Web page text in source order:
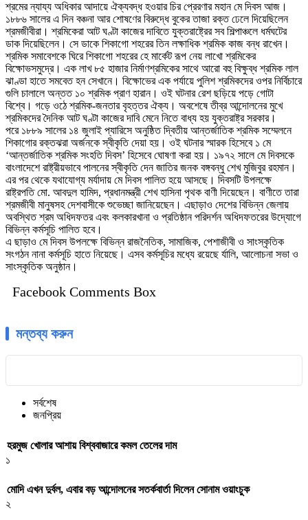
শ্রমের ন্যায্য অধিকার আদায়ে ঐক্যবদ্ধ হওয়ার চির প্রেরণার মহান মে দিবস আজ।
১৮৮৬ সালের এ দিন বঞ্চনা আর শোষণের বিরুদ্ধে বুকের তাজা রক্ত ঢেলে দিয়েছিলেন
শ্রমজীবীরা। শ্রমিকেরা আট ঘণ্টা কাজের দাবিতে যুক্তরাষ্ট্রের সব শিল্পাঞ্চলে ধর্মঘটের
ডাক দিয়েছিলেন। সে ডাকে শিকাগো শহরের তিন লক্ষাধিক শ্রমিক কাজ বন্ধ রাখেন।
শ্রমিক সমাবেশকে ঘিরে শিকাগো শহরের হে মার্কেট রূপ নেয় লাখো শ্রমিকের
বিক্ষোভসমুদ্রে। এক লাখ ৮৫ হাজার নির্মাণশ্রমিকের সাথে আরো বহু বিক্ষুব্ধ শ্রমিক লাল
ঝাণ্ডা হাতে সমবেত হন সেখানে। বিক্ষোভের এক পর্যায়ে পুলিশ শ্রমিকদের ওপর নির্বিচারে
গুলি চালালে অন্তত ১০ শ্রমিক প্রাণ হারান। ওই ঘটনার রেশ ছড়িয়ে পড়ে গোটা
বিশ্বে। গড়ে ওঠে শ্রমিক-জনতার বৃহত্তর ঐক্য। অবশেষে তীব্র আন্দোলনের মুখে
শ্রমিকদের দৈনিক আট ঘণ্টা কাজের দাবি মেনে নিতে বাধ্য হয় যুক্তরাষ্ট্র সরকার।
পরে ১৮৮৯ সালের ১৪ জুলাই প্যারিসে অনুষ্ঠিত দ্বিতীয় আন্তর্জাতিক শ্রমিক সম্মেলনে
শিকাগোর রক্তঝরা অর্জনকে স্বীকৃতি দেয়া হয়। ওই ঘটনার স্মারক হিসেবে ১ মে
‘আন্তর্জাতিক শ্রমিক সংহতি দিবস’ হিসেবে ঘোষণা করা হয়। ১৯৭২ সালে মে দিবসকে
বাংলাদেশে রাষ্ট্রীয়ভাবে পালনের স্বীকৃতি দেন জাতির জনক বঙ্গবন্ধু শেখ মুজিবুর রহমান।
এর পর থেকে যথাযোগ্য মর্যাদায় মে দিবস পালিত হয়ে আসছে। দিবসটি উপলক্ষে
রাষ্ট্রপতি মো. আবদুল হামিদ, প্রধানমন্ত্রী শেখ হাসিনা পৃথক বাণী দিয়েছেন। বাণীতে তারা
শ্রমজীবী মানুষসহ দেশবাসীকে শুভেচ্ছা জানিয়েছেন। এছাড়াও দেশের বিভিন্ন জেলায়
অবস্থিত শ্রম অধিদফতর এবং কলকারখানা ও প্রতিষ্ঠান পরিদর্শন অধিদফতরের উদ্যোগে
বিভিন্ন কর্মসূচি পালিত হবে।
এ ছাড়াও মে দিবস উপলক্ষে বিভিন্ন রাজনৈতিক, সামাজিক, পেশাজীবী ও সাংস্কৃতিক
সংগঠন নানা কর্মসূচি হাতে নিয়েছে। এসব কর্মসূচির মধ্যে রয়েছে র্যালি, আলোচনা সভা ও
সাংস্কৃতিক অনুষ্ঠান।
Facebook Comments Box
মন্তব্য করুন
সর্বশেষ
জনপ্রিয়
হরমুজ খোলার আশায় বিশ্ববাজারে কমল তেলের দাম
১
মোদি এখন দুর্বল, এবার বড় আন্দোলনের সতর্কবার্তা দিলেন সোনাম ওয়াংচুক
২